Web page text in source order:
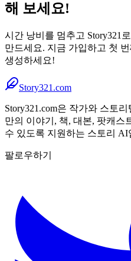
해 보세요!
시간 낭비를 멈추고 Story321
만드세요. 지금 가입하고 첫
생성하세요!
Story321.com
Story321.com은 작가와 스토
만의 이야기, 책, 대본, 팟캐스
수 있도록 지원하는 스토리 AI
팔로우하기